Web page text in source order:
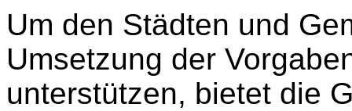
Um den Städten und
Umsetzung der
unterstützen, bietet die